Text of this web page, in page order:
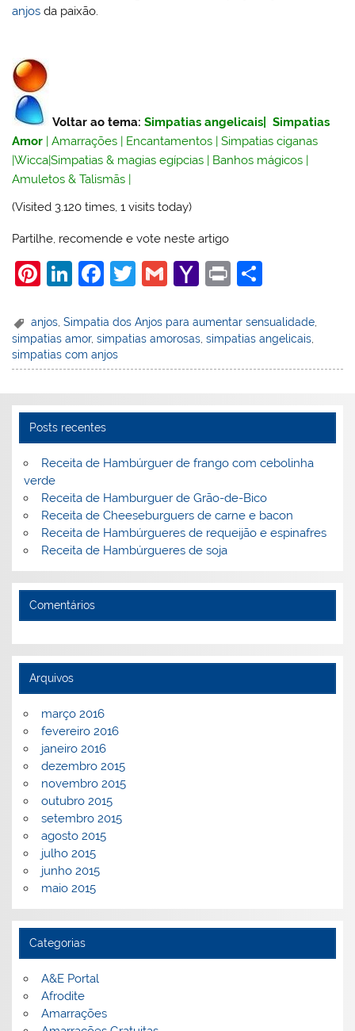
anjos da paixão.
Voltar ao tema: Simpatias angelicais
Simpatias
Amor |Amarrações | Encantamentos |Simpatias ciganas
|Wicca|Simpatias & magias egípcias | Banhos mágicos |
Amuletos & Talismãs |
(Visited 3.120 times, 1 visits today)
Partilhe, recomende e vote neste artigo
Pi
er
e
st
Li
k
e
dI
F
c
e
b
o
k
T
itt
er
G
ai
l
Y
h
o
o
l
Pr
t
ar
e
anjos ,Simpatia dos Anjos para aumentar sensualidade
simpatias amor,simpatias amorosas ,simpatias angelicais
simpatias com anjos
Posts recentes
Receita de Hambúrguer de frango com cebolinha
verde
Receita de Hamburguer de Grão-de-Bico
Receita de Cheeseburguers de carne e bacon
Receita de Hambúrgueres de requeijão e espinafres
Receita de Hambúrgueres de soja
Comentários
Arquivos
março 2016
fevereiro 2016
janeiro 2016
dezembro 2015
novembro 2015
outubro 2015
setembro 2015
agosto 2015
julho 2015
junho 2015
maio 2015
Categorias
A&E Portal
Afrodite
Amarrações